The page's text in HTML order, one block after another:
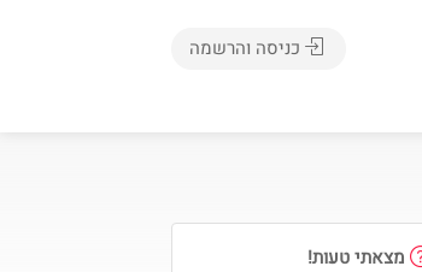
כניסה והרשמה
מצאתי טעות!